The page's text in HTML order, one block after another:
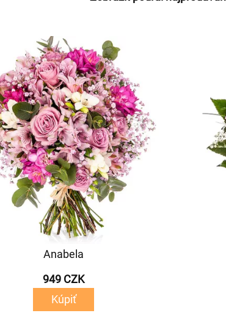
Anabela
949 CZK
Kúpiť